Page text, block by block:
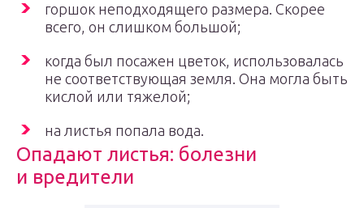
горшок неподходящего размера. Скорее
всего, он слишком большой;
когда был посажен цветок, использовалась
не соответствующая земля. Она могла быть
кислой или тяжелой;
на листья попала вода.
Опадают листья: болезни
и вредители